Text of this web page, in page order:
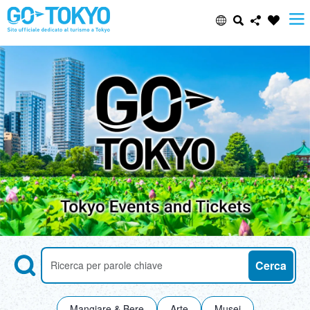
Select Language
日本語
ENGLISH
中文(简体)
中文(繁體/正體)
한글
ภาษาไทย
Share this page
Facebook
X (Twitter)
Email
Copy URL
Search
Ricerca di attrazioni per parole chiave
Cerca